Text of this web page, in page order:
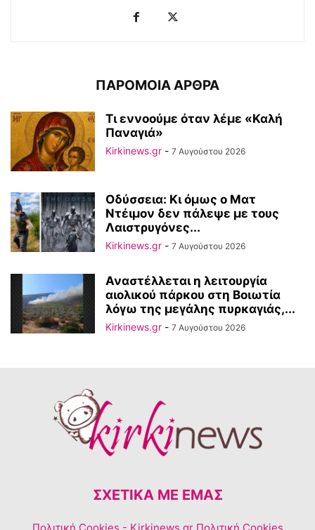
ΠΑΡΟΜΟΙΑ ΑΡΘΡΑ
Τι εννοούμε όταν λέμε «Καλή
Παναγιά»
Kirkinews.gr - 7 Αυγούστου 2026
Οδύσσεια: Κι όμως ο Ματ
Ντέιμον δεν πάλεψε με τους
Λαιστρυγόνες...
Kirkinews.gr - 7 Αυγούστου 2026
Αναστέλλεται η λειτουργία
αιολικού πάρκου στη Βοιωτία
λόγω της μεγάλης πυρκαγιάς,...
Kirkinews.gr - 7 Αυγούστου 2026
ΣΧΕΤΙΚΆ ΜΕ ΕΜΆΣ